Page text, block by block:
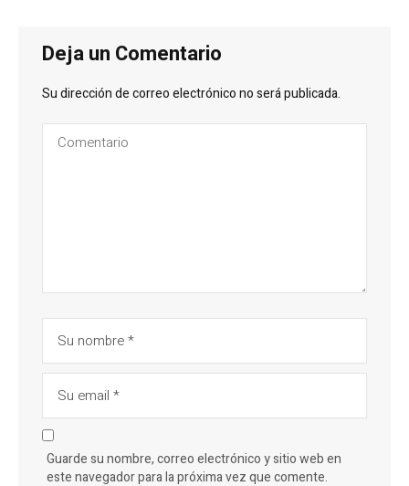
Deja un Comentario
Su dirección de correo electrónico no será publicada.
Guarde su nombre, correo electrónico y sitio web en
este navegador para la próxima vez que comente.